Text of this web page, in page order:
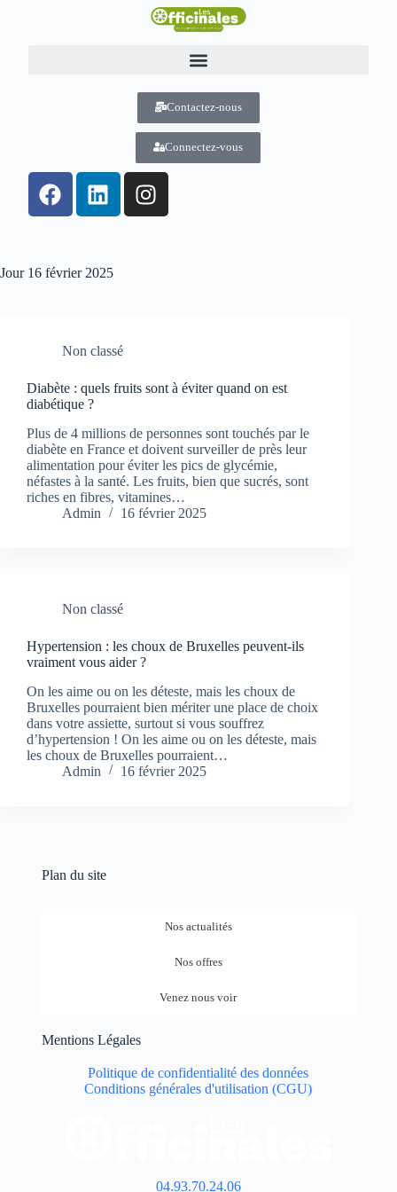
Contactez-nous
Connectez-vous
Jour16 février 2025
Non classé
Diabète : quels fruits sont à éviter quand on est
diabétique ?
Plus de 4 millions de personnes sont touchés par le
diabète en France et doivent surveiller de près leur
alimentation pour éviter les pics de glycémie,
néfastes à la santé. Les fruits, bien que sucrés, sont
riches en fibres, vitamines…
Admin
16 février 2025
Non classé
Hypertension : les choux de Bruxelles peuvent-ils
vraiment vous aider ?
On les aime ou on les déteste, mais les choux de
Bruxelles pourraient bien mériter une place de choix
dans votre assiette, surtout si vous souffrez
d’hypertension ! On les aime ou on les déteste, mais
les choux de Bruxelles pourraient…
Admin
16 février 2025
Plan du site
Nos actualités
Nos offres
Venez nous voir
Mentions Légales
Politique de confidentialité des données
Conditions générales d'utilisation (CGU)
04.93.70.24.06